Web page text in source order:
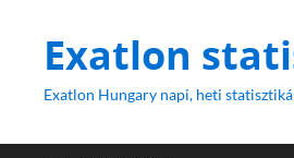
Exatlon
Exatlon Hungary napi, heti